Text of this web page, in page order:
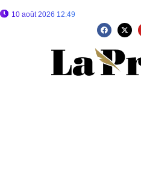
10 août 2026 12:49